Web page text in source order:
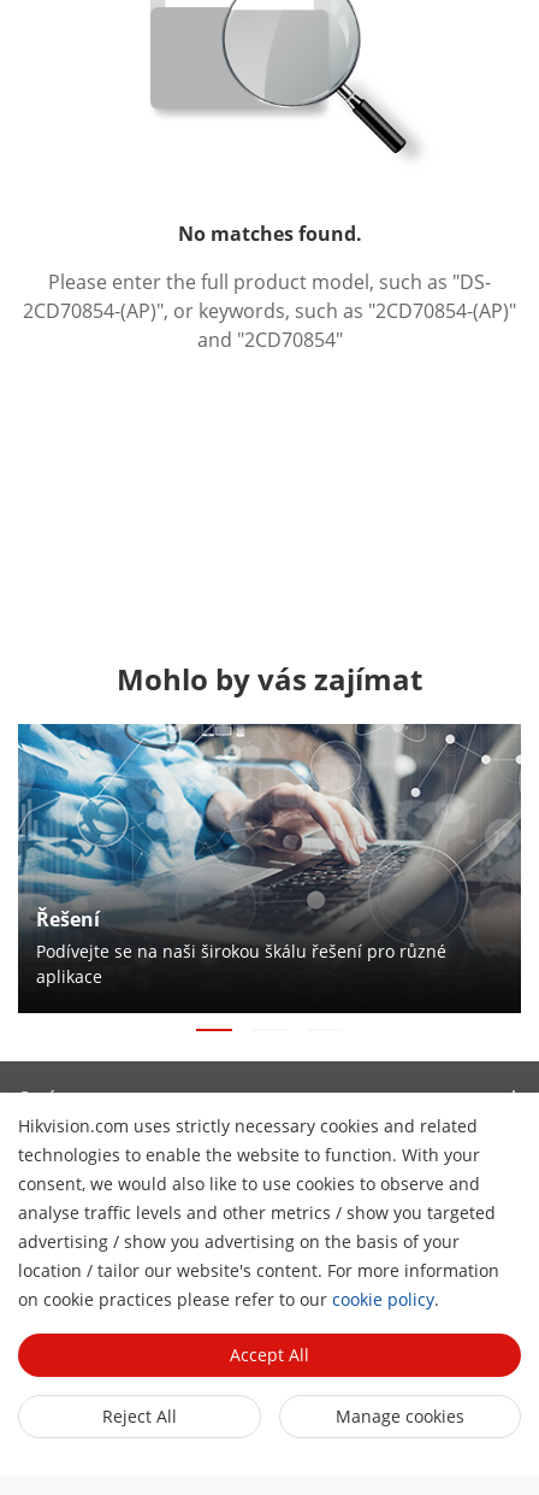
No matches found.
Please enter the full product model, such as "DS-
2CD70854-(AP)", or keywords, such as "2CD70854-(AP)"
and "2CD70854"
Mohlo by vás zajímat
Řešení
Podívejte se na naši širokou škálu řešení pro různé
aplikace
Hikvision.com uses strictly necessary cookies and related
technologies to enable the website to function. With your
consent, we would also like to use cookies to observe and
analyse traffic levels and other metrics / show you targeted
advertising / show you advertising on the basis of your
location / tailor our website's content. For more information
on cookie practices please refer to our cookie policy.
Accept All
Reject All Manage cookies
O nás
Vztahy s investory
Kybernetická bezpečnost
Dodržování předpisů
Udržitelnost
Zaměřeno na kvalitu
Kariéra
Tiskové centrum
Blog
Novinky
Úspěšné příběhy
Partner
Hik-Partner Pro
Najít distributora
DPP Platinum
Technology Partner Portal
Rychlé odkazy
Kde nakupovat
Produkty, jejichž výroba byla ukončena
Mapa webu
Kontakt